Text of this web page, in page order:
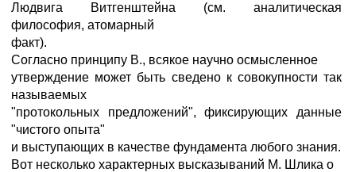
Людвига Витгенштейна (см. аналитическая
философия, атомарный
факт).
Согласно принципу В., всякое научно осмысленное
утверждение может быть сведено к совокупности так
называемых
"протокольных предложений", фиксирующих данные
"чистого опыта"
и выступающих в качестве фундамента любого знания.
Вот несколько характерных высказываний М. Шлика о